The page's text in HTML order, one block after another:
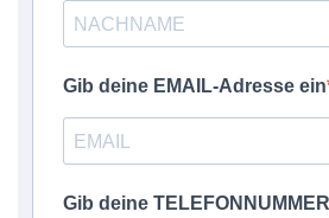
Gib deine EMAIL-Adresse ein
Gib deine